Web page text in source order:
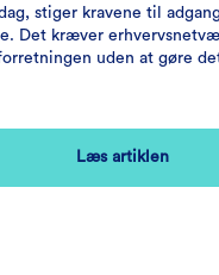
stiger kravene til
Det kræver
uden at gøre
Læs artiklen